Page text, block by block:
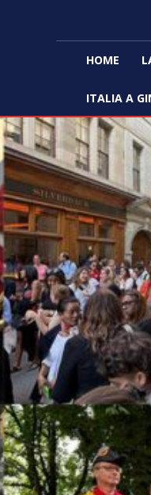
HOME
ITALIA A